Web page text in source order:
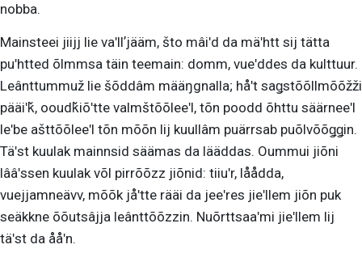
nobba.
Mainsteei jiijj lie vaʹllʼjääm, što mâiʹd da mäʹhtt sij tätta
puʹhtted õlmmsa täin teemain: domm, vueʹddes da kulttuur.
Leânttummuž lie šõddâm määŋgnalla; håʹt saǥstõõllmõõžži
pääiʹǩ, ooudǩiõʹtte valmštõõleeʹl, tõn poodd õhttu säärneeʹl
leʹbe ašttõõleeʹl tõn mõõn lij kuullâm puärrsab puõlvõõǥǥin.
Täʹst kuulak mainnsid säämas da lääddas. Oummui jiõni
lââʹssen kuulak võl pirrõõzz jiõnid: tiiuʹr, låådda,
vuejjamneävv, mõõk jåʹtte rääi da jeeʹres jieʹllem jiõn puk
seäkkne õõutsâjja leânttõõzzin. Nuõrttsaaʹmi jieʹllem lij
täʹst da ååʹn.